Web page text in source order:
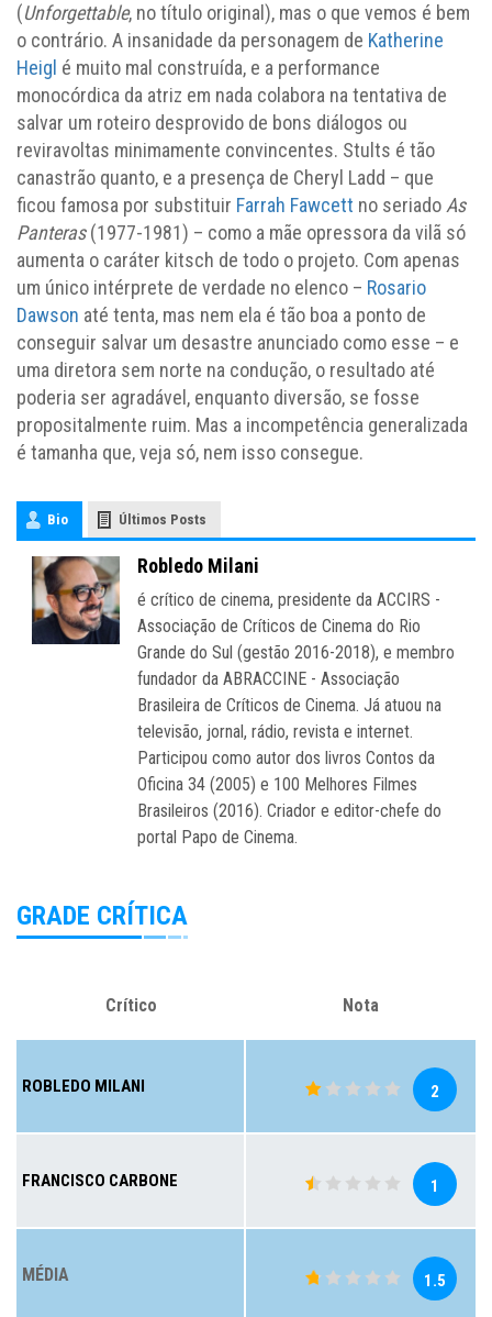
(Unforgettable, no título original), mas o que vemos é bem
o contrário. A insanidade da personagem de Katherine
Heigl é muito mal construída, e a performance
monocórdica da atriz em nada colabora na tentativa de
salvar um roteiro desprovido de bons diálogos ou
reviravoltas minimamente convincentes. Stults é tão
canastrão quanto, e a presença de Cheryl Ladd – que
ficou famosa por substituir Farrah Fawcett no seriadoAs
Panteras(1977-1981) – como a mãe opressora da vilã só
aumenta o caráter kitsch de todo o projeto. Com apenas
um único intérprete de verdade no elenco – Rosario
Dawson até tenta, mas nem ela é tão boa a ponto de
conseguir salvar um desastre anunciado como esse – e
uma diretora sem norte na condução, o resultado até
poderia ser agradável, enquanto diversão, se fosse
propositalmente ruim. Mas a incompetência generalizada
é tamanha que, veja só, nem isso consegue.
Bio Últimos Posts
Robledo Milani
é crítico de cinema, presidente da ACCIRS -
Associação de Críticos de Cinema do Rio
Grande do Sul (gestão 2016-2018), e membro
fundador da ABRACCINE - Associação
Brasileira de Críticos de Cinema. Já atuou na
televisão, jornal, rádio, revista e internet.
Participou como autor dos livros Contos da
Oficina 34 (2005) e 100 Melhores Filmes
Brasileiros (2016). Criador e editor-chefe do
portal Papo de Cinema.
GRADE CRÍTICA
Crítico Nota
ROBLEDO MILANI 2
FRANCISCO CARBONE 1
MÉDIA 1.5